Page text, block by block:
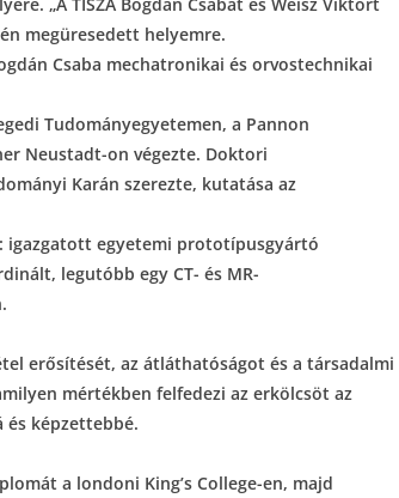
megüresedett helyemre.
Csaba mechatronikai és orvostechnikai
Tudományegyetemen, a Pannon
Neustadt-on végezte. Doktori
Karán szerezte, kutatása az
igazgatott egyetemi prototípusgyártó
legutóbb egy CT- és MR-
erősítését, az átláthatóságot és a társadalmi
mértékben felfedezi az erkölcsöt az
és képzettebbé.
a londoni King’s College-en, majd